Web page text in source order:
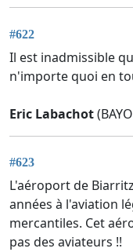
#622
Il est inadmissible
n'importe quoi en
Eric Labachot
#623
L'aéroport de
années à l'aviation
mercantiles. Cet
pas des aviateurs !!